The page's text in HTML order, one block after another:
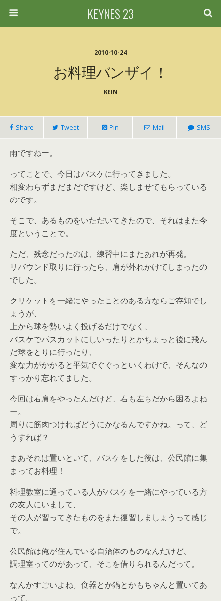
KEYNES 23
2010-10-24
お料理バンザイ！
KEIN
Share Tweet Pin Mail SMS
雨ですねー。
ってことで、今日はバスケに行ってきました。
相変わらずまだまだですけど、楽しませてもらっている
のです。
そこで、あるものをいただいてきたので、それはまた今
度ということで。
ただ、残念だったのは、練習中にまたあれが再発。
リバウンド取りに行ったら、肩が外れかけてしまったの
でした。
クリケットを一緒にやったことのある方ならご存知でし
ょうが、
上から球を勢いよく投げるだけでなく、
バスケでパスカットにしいったりとかちょっと後に飛ん
だ球をとりに行ったり、
変な力がかかると平気でぐぐっといくわけで、そんなの
すっかり忘れてました。
今回は右肩をやったんだけど、右も左もだから困るよね
ー。
周りに筋肉つければどうにかなるんですかね。って、ど
うすれば？
まあそれは置いといて、バスケをした後は、公民館に集
まってお料理！
料理教室に通っている人がバスケを一緒にやっている方
の友人にいまして、
その人が習ってきたものをまた復習しましょうって感じ
で。
公民館は俺が住んでいる自治体のものなんだけど、
調理室ってのがあって、そこを借りられるんだって。
なんかすごいよね。食器とか鍋とかもちゃんと置いてあ
って。